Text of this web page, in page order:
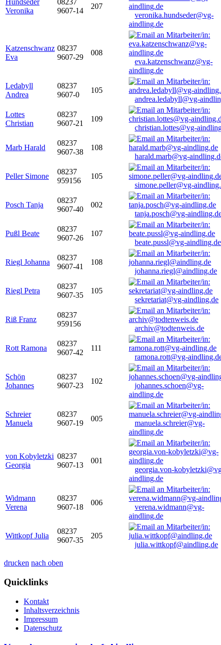
Hundseder
Veronika
08237
9607-14
207
veronika.hundseder@vg-
aindling.de
Katzenschwanz
Eva
08237
9607-29
008
eva.katzenschwanz@vg-
aindling.de
Ledabyll
Andrea
08237
9607-0
105
andrea.ledabyll@vg-
Lottes
Christian
08237
9607-21
109
christian.lottes@vg-
Marb Harald
08237
9607-38
108
harald.marb@vg-
Peller Simone
08237
959156
105
simone.peller@vg-
Posch Tanja
08237
9607-40
002
tanja.posch@vg-
Pußl Beate
08237
9607-26
107
beate.pussl@vg-aindling.de
Riegl Johanna
08237
9607-41
108
johanna.riegl@aindling.de
Riegl Petra
08237
9607-35
105
sekretariat@vg-aindling.de
Riß Franz
08237
959156
archiv@todtenweis.de
Rott Ramona
08237
9607-42
111
ramona.rott@vg-
Schön
Johannes
08237
9607-23
102
johannes.schoen@vg-
aindling.de
Schreier
Manuela
08237
9607-19
005
manuela.schreier@vg-
aindling.de
von Kobyletzki
Georgia
08237
9607-13
001
georgia.von-
aindling.de
Widmann
Verena
08237
9607-18
006
verena.widmann@vg-
aindling.de
Wittkopf Julia
08237
9607-35
205
julia.wittkopf@aindling.de
drucken nach oben
Quicklinks
Kontakt
Inhaltsverzeichnis
Impressum
Datenschutz